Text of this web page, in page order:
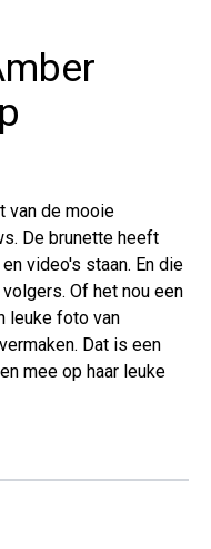
van de mooie
De brunette heeft
video's staan. En die
Of het nou een
leuke foto van
Dat is een
mee op haar leuke